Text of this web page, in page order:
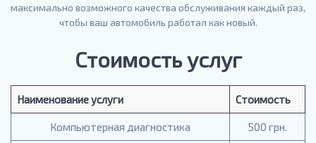
максимально возможного качества обслуживания каждый раз,
чтобы ваш автомобиль работал как новый.
Стоимость услуг
Наименование услуги Стоимость
Компьютерная диагностика 500 грн.